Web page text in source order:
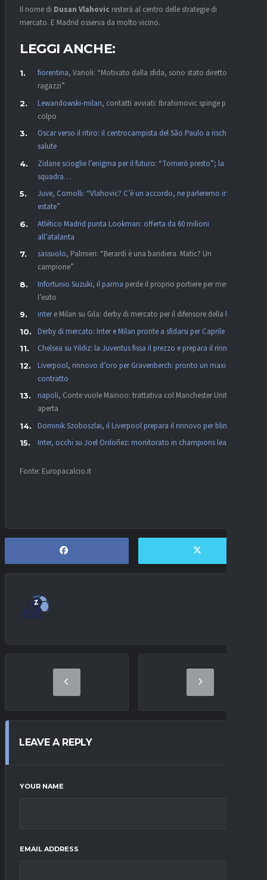
Il nome di Dusan Vlahovic resterà al centro delle strategie di
mercato. E Madrid osserva da molto vicino.
LEGGI ANCHE:
fiorentina, Vanoli: “Motivato dalla sfida, sono stato diretto con i
ragazzi”
Lewandowski-milan, contatti avviati: Ibrahimovic spinge per il
colpo
Oscar verso il ritiro: il centrocampista del São Paulo a rischio
salute
Zidane scioglie l’enigma per il futuro: “Tornerò presto”; la
squadra…
Juve, Comolli: “Vlahovic? C’è un accordo, ne parleremo in
estate”
Atlético Madrid punta Lookman: offerta da 60 milioni
all’atalanta
sassuolo, Palmieri: “Berardi è una bandiera. Matic? Un
campione”
Infortunio Suzuki, il parma perde il proprio portiere per mesi:
l’esito
intere Milan su Gila: derby di mercato per il difensore della lazio
Derby di mercato: Inter e Milan pronte a sfidarsi per Caprile
Chelsea su Yildiz: la Juventus fissa il prezzo e prepara il rinnovo
Liverpool, rinnovo d’oro per Gravenberch: pronto un maxi
contratto
napoli, Conte vuole Mainoo: trattativa col Manchester United
aperta
Dominik Szoboszlai, il Liverpool prepara il rinnovo per blindarlo
Inter, occhi su Joel Ordoñez: monitorato in champions league
Fonte: Europacalcio.it
LEAVE A REPLY
YOUR NAME
EMAIL ADDRESS